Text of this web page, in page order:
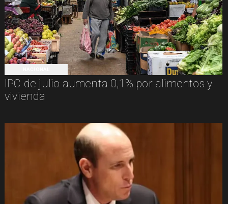
IPC de julio aumenta 0,1% por alimentos y
vivienda